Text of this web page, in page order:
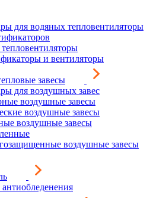
для водяных тепловентиляторы
и вентиляторы
завесы
для воздушных завес
воздушные завесы
воздушные завесы
воздушные завесы
воздушные завесы